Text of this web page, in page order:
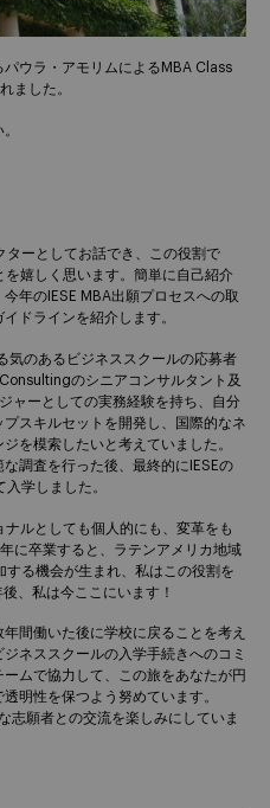
ウラ・アモリムによるMBA Class
ました。
ターとしてお話でき、この役割で
を嬉しく思います。簡単に自己紹介
年のIESE MBA出願プロセスへの取
ドラインを紹介します。
気のあるビジネススクールの応募者
のシニアコンサルタント及
ャーとしての実務経験を持ち、自分
スキルセットを開発し、国際的なネ
を模索したいと考えていました。
調査を行った後、最終的にIESEの
学しました。
ナルとしても個人的にも、変革をも
に卒業すると、ラテンアメリカ地域
る機会が生まれ、私はこの役割を
、私は今ここにいます！
間働いた後に学校に戻ることを考え
ネススクールの入学手続きへのコミ
ムで協力して、この旅をあなたが円
明性を保つよう努めています。
志願者との交流を楽しみにしていま